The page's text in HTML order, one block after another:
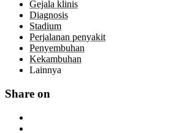
Gejala klinis
Diagnosis
Stadium
Perjalanan penyakit
Penyembuhan
Kekambuhan
Lainnya
Share on